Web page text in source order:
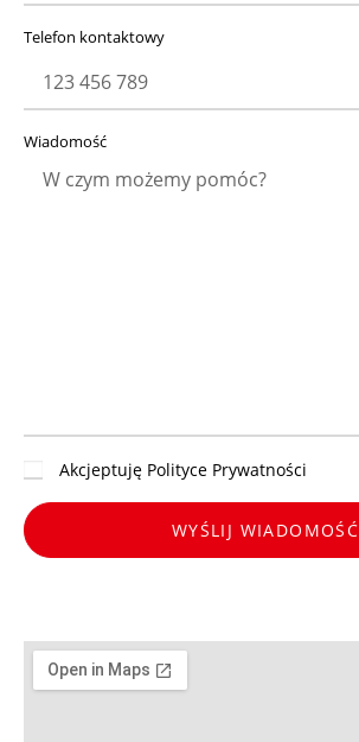
Telefon kontaktowy
Wiadomość
Akcjeptuję Polityce Prywatności
WYŚLIJ WIADOMOŚĆ